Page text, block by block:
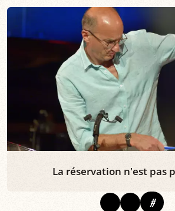
La réservation n'est pas
#